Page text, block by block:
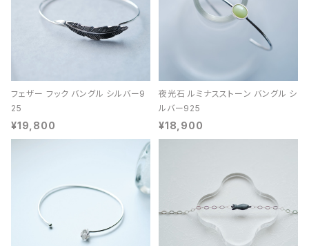
フェザー フック バングル シルバー9
25
¥19,800
夜光石 ルミナスストーン バングル シ
ルバー925
¥18,900